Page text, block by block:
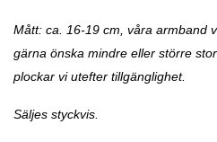
Mått: ca. 16-19 cm, våra armband
gärna önska mindre eller större
plockar vi utefter tillgänglighet.
Säljes styckvis.